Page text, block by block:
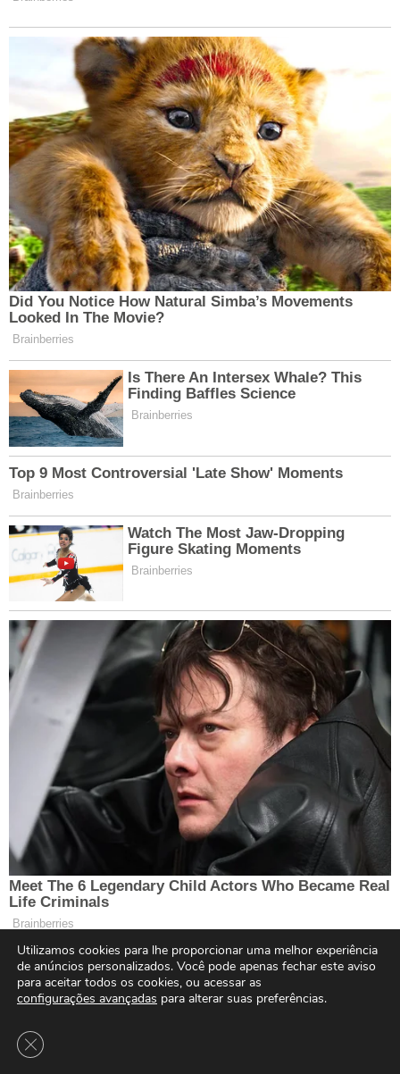
Utilizamos cookies para lhe proporcionar uma melhor experiência
de anúncios personalizados. Você pode apenas fechar este aviso
para aceitar todos os cookies, ou acessar as
configurações avançadas para alterar suas preferências.
Close GDPR Cookie Banner